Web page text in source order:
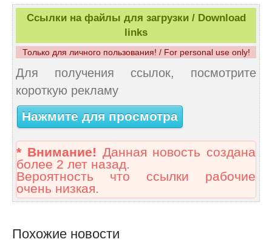
Ссылки на файлы для загрузки / Download
links
Только для личного пользования! / For personal use only!
Для получения ссылок, посмотрите
короткую рекламу
Нажмите для просмотра
* Внимание! Данная новость создана
более 2 лет назад.
Вероятность что ссылки рабочие
очень низкая.
Похожие новости